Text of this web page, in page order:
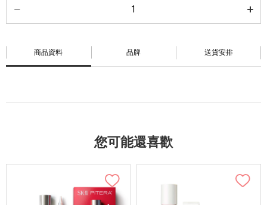
商品資料 品牌 送貨安排
您可能還喜歡